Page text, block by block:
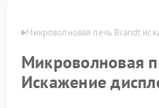
Микроволновая печь Brandt
Микроволновая
Искажение